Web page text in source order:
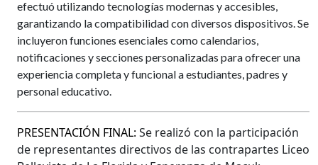
efectuó utilizando tecnologías modernas y accesibles,
garantizando la compatibilidad con diversos dispositivos. Se
incluyeron funciones esenciales como calendarios,
notificaciones y secciones personalizadas para ofrecer una
experiencia completa y funcional a estudiantes, padres y
personal educativo.
PRESENTACIÓN FINAL: Se realizó con la participación
de representantes directivos de las contrapartes Liceo